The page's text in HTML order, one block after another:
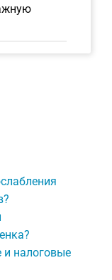
и налоговые